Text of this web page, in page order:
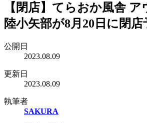
【閉店】てらおか風舎
陸小矢部が8月20日に閉店
公開日
2023.08.09
更新日
2023.08.09
執筆者
SAKURA